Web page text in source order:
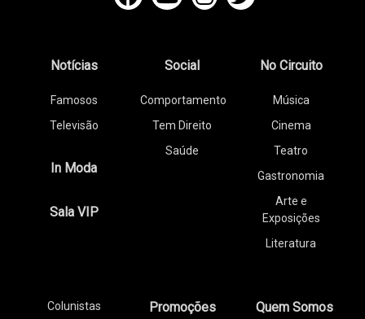
Notícias
Famosos
Televisão
In Moda
Sala VIP
Social
Comportamento
Tem Direito
Saúde
No Circuito
Música
Cinema
Teatro
Gastronomia
Arte e
Exposições
Literatura
Colunistas Promoções Quem Somos